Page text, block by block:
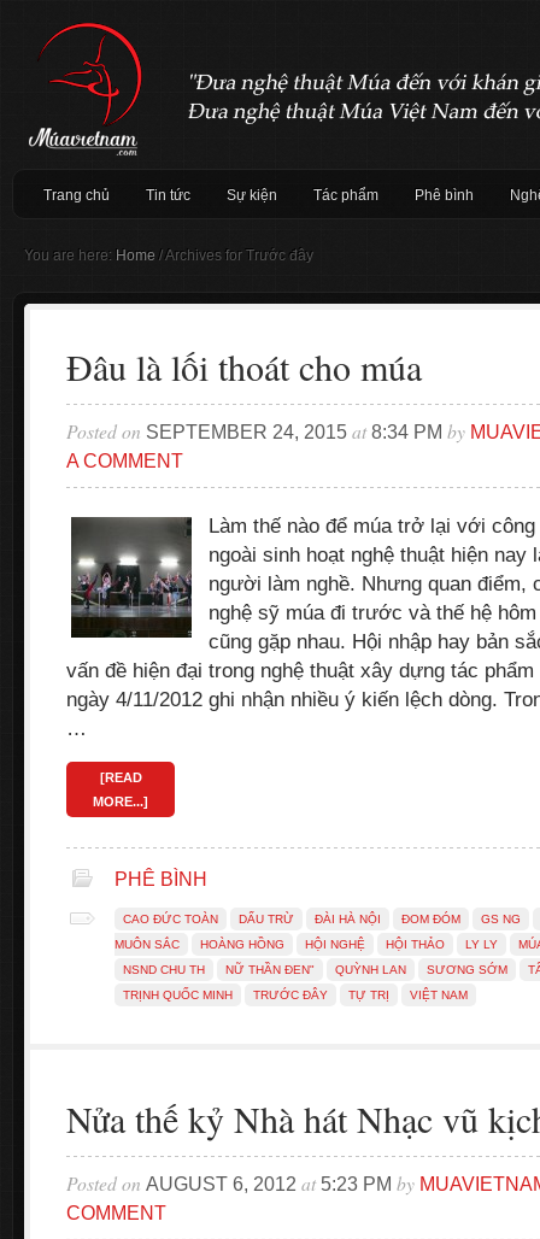
Trang chủ Tin tức Sự kiện Tác phẩm Phê bình
You are here: Home /Archives for Trước đây
Đâu là lối thoát cho múa
Posted on SEPTEMBER 24, 2015 at8:34 PM by
A COMMENT
Làm thế nào để múa trở lại với
ngoài sinh hoạt nghệ thuật hiện nay
người làm nghề. Nhưng quan điểm,
nghệ sỹ múa đi trước và thế hệ
cũng gặp nhau. Hội nhập hay bản
vấn đề hiện đại trong nghệ thuật xây dựng tác
ngày 4/11/2012 ghi nhận nhiều ý kiến lệch dòng.
…
[READ
MORE...]
PHÊ BÌNH
CAO ĐỨC TOÀN DẤU TRỪ ĐÀI HÀ NỘI ĐOM ĐÓM
GS NG
MUÔN SẮC
HOÀNG HỒNG HỘI NGHỆ HỘI THẢO LY LY
NSND CHU TH
NỮ THẦN ĐEN" QUỲNH LAN SƯƠNG SỚM
TRỊNH QUỐC MINH
TRƯỚC ĐÂY TỰ TRỊ VIỆT NAM
Nửa thế kỷ Nhà hát Nhạc vũ
Posted on AUGUST 6, 2012 at 5:23 PM by
COMMENT